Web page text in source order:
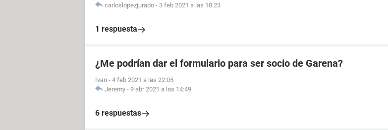
carloslopezjurado - 3 feb 2021 a las 10:23
1 respuesta
¿Me podrían dar el formulario para ser socio de Garena?
Ivan - 4 feb 2021 a las 22:05
Jeremy - 9 abr 2021 a las 14:49
6 respuestas